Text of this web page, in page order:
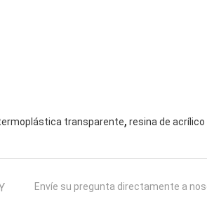
transparente, resina de
Envíe su pregunta directamente a